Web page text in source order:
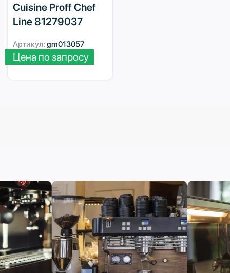
Cuisine Proff Chef
Line 81279037
Артикул: gm013057
Цена по запросу